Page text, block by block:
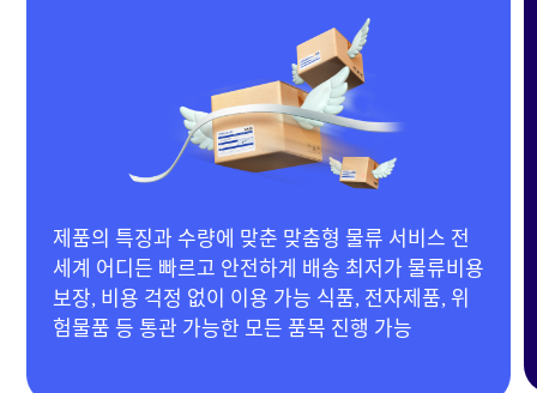
비스 전
물류비용
제품, 위
20년 경력 MD 보유 & 다양한 협력 공장 확
제품, 이동하우스, 기계류부터 의류, 생활용
품목 제작 가능 합리적인 단가 제안으로 맞
진행!